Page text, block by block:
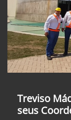
Treviso
seus